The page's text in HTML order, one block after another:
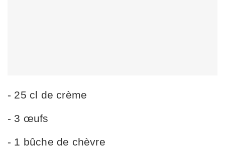
- 25 cl de crème
- 3 œufs
- 1 bûche de chèvre